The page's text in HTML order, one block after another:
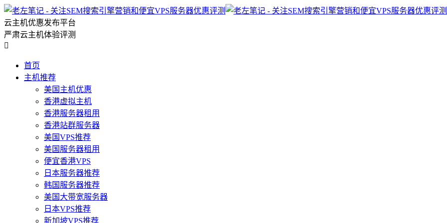
云主机优惠发布平台
严肃云主机体验评测

首页
主机推荐
美国主机优惠
香港虚拟主机
香港服务器租用
香港站群服务器
美国VPS推荐
美国服务器租用
便宜香港VPS
日本服务器推荐
韩国服务器推荐
美国大带宽服务器
日本VPS推荐
新加坡VPS推荐